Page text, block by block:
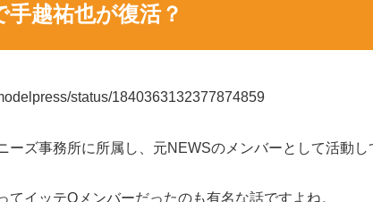
手越祐也が復活？
status/1840363132377874859
ーズ事務所に所属し、元NEWSのメンバーとして活動し
てイッテQメンバーだったのも有名な話ですよね。